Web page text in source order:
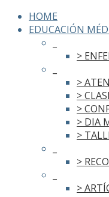
HOME
EDUCACIÓN
>
>
>
>
> DIA
>
>
>